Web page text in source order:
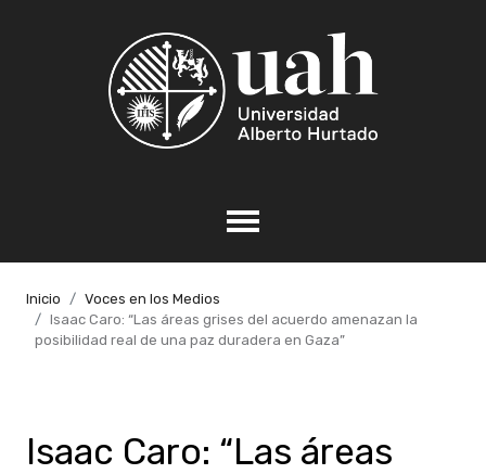
Inicio
Voces en los Medios
Isaac Caro: “Las áreas grises del acuerdo amenazan la
posibilidad real de una paz duradera en Gaza”
Isaac Caro: “Las áreas